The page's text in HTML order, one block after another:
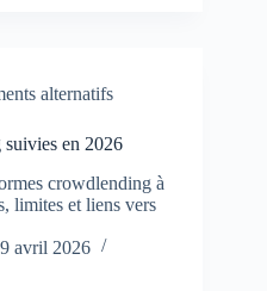
alternatifs
en 2026
crowdlending à
limites et liens vers
9 avril 2026